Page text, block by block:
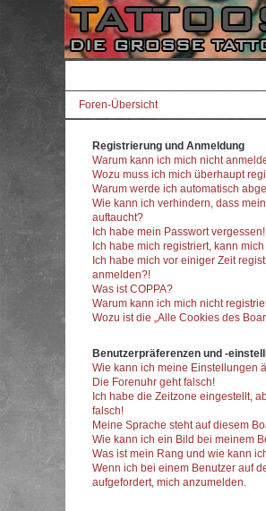
Foren-Übersicht
Registrierung und Anmeldung
Warum kann ich mich nicht
Wozu muss ich mich überhaupt
Warum werde ich automatisch
Wie kann ich verhindern, dass
auftaucht?
Ich habe mein Passwort vergessen!
Ich habe mich registriert, kann
Ich habe mich vor einiger Zeit
anmelden?!
Was ist COPPA?
Warum kann ich mich nicht
Wozu ist die „Alle Cookies des
Benutzerpräferenzen und -
Wie kann ich meine Einstellungen
Die Forenuhr geht falsch!
Ich habe die Zeitzone eingestellt,
falsch!
Meine Sprache steht auf diesem
Wie kann ich ein Bild bei meinem
Was ist mein Rang und wie kann
Wenn ich bei einem Benutzer auf
aufgefordert, mich anzumelden.